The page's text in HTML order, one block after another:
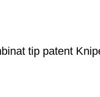
tip patent